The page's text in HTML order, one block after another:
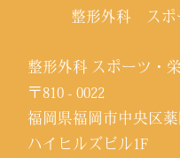
整形外科 スポ
整形外科 スポーツ・
〒810 - 0022
福岡県福岡市中央区
ハイヒルズビル1F